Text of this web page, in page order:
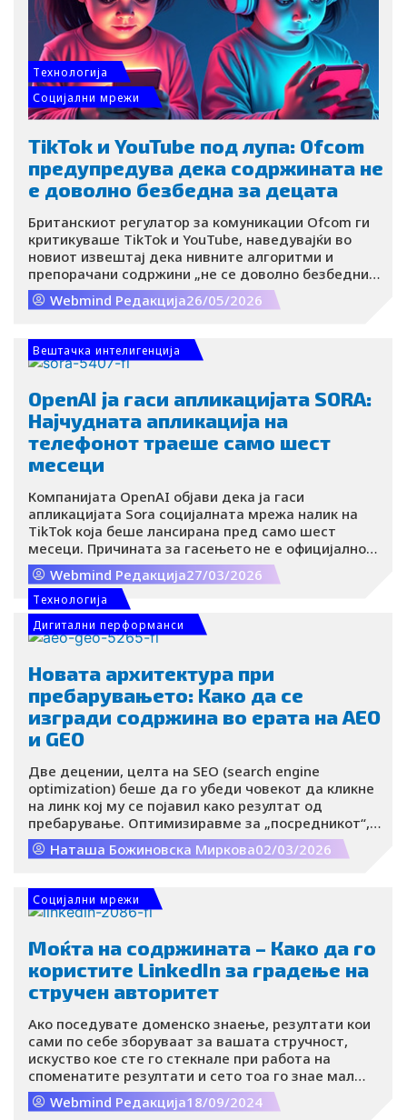
Tехнологија
Социјални мрежи
TikTok и YouTube под лупа: Ofcom
предупредува дека содржината не
е доволно безбедна за децата
Британскиот регулатор за комуникации Ofcom ги
критикуваше TikTok и YouTube, наведувајќи во
новиот извештај дека нивните алгоритми и
препорачани содржини „не се доволно безбедни“
за децата. Како што пренесува BBC, станува збор
за дел од поширока истрага за тоа како големите
корисници на интернет.
Webmind Редакција26/05/2026
Вештачка интелигенција
OpenAI ја гаси апликацијата SORA:
Најчудната апликација на
телефонот траеше само шест
месеци
Компанијата OpenAI објави дека ја гаси
апликацијата Sora социјалната мрежа налик на
TikTok која беше лансирана пред само шест
месеци. Причината за гасењето не е официјално
соопштена, ниту пак е прецизирано кога
апликацијата целосно ќе исчезне.
Webmind Редакција27/03/2026
Tехнологија
Дигитални перформанси
Новата архитектура при
пребарувањето: Како да се
изгради содржина во ерата на AEO
и GEO
Две децении, целта на SEO (search engine
optimization) беше да го убеди човекот да кликне
на линк кој му се појавил како резултат од
пребарување. Оптимизиравме за „посредникот“,
пребарувачот да стигне до „крајниот корисник“.
Во 2026 година, посредникот се промени.
што ги индексираат нашите страници туку тие
читаат, синтетизираат и зборуваат во наше име.
Наташа Божиновска Миркова02/03/2026
Социјални мрежи
Моќта на содржината – Како да го
користите LinkedIn за градење на
стручен авторитет
Ако поседувате доменско знаење, резултати кои
сами по себе зборуваат за вашата стручност,
искуство кое сте го стекнале при работа на
споменатите резултати и сето тоа го знае мал
дел од деловната заедница, само малку поширок
од вашето опкружување, а тоа е така бидејќи не
Webmind Редакција18/09/2024